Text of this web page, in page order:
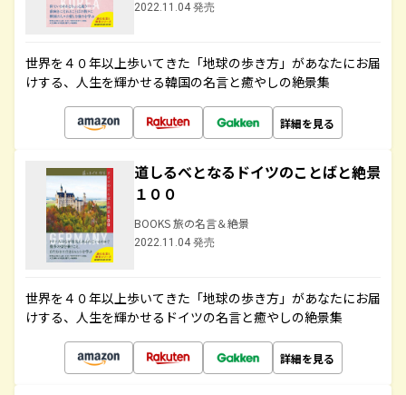
2022.11.04 発売
世界を４０年以上歩いてきた「地球の歩き方」があなたにお届
けする、人生を輝かせる韓国の名言と癒やしの絶景集
詳細を見る
道しるべとなるドイツのことばと絶景
１００
BOOKS 旅の名言＆絶景
2022.11.04 発売
世界を４０年以上歩いてきた「地球の歩き方」があなたにお届
けする、人生を輝かせるドイツの名言と癒やしの絶景集
詳細を見る